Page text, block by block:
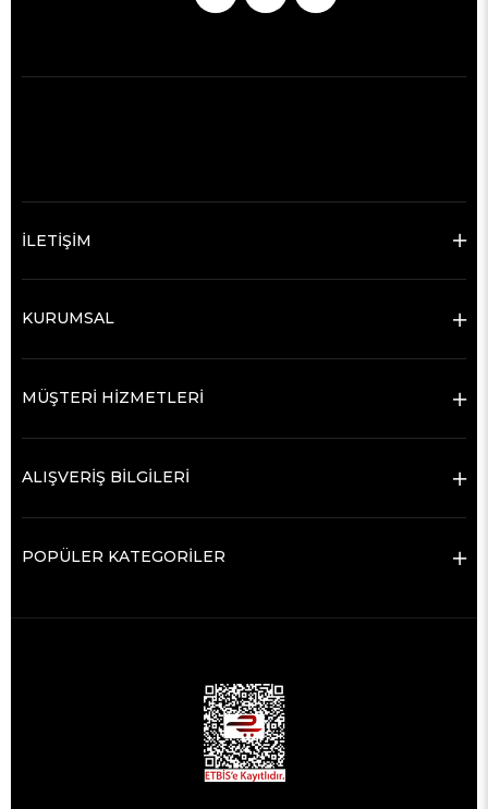
İLETİŞİM
KURUMSAL
MÜŞTERİ HİZMETLERİ
ALIŞVERİŞ BİLGİLERİ
POPÜLER KATEGORİLER